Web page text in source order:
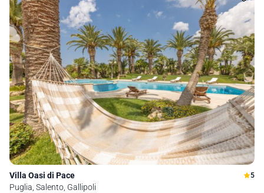
Villa Oasi di Pace 5
Puglia, Salento, Gallipoli